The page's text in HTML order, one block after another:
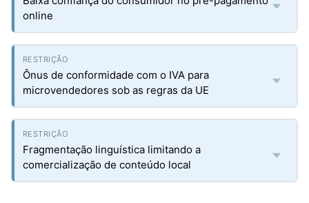
online
Ônus de conformidade com o IVA para
microvendedores sob as regras da UE
Fragmentação linguística limitando a
comercialização de conteúdo local